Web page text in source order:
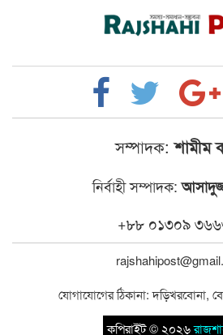
সম্পাদক: শামীম
নির্বাহী সম্পাদক:
+৮৮ ০১৩০৯
যোগাযোগের ঠিকানা: দড়িখরবোনা,
কপিরাইট © ২০২৬